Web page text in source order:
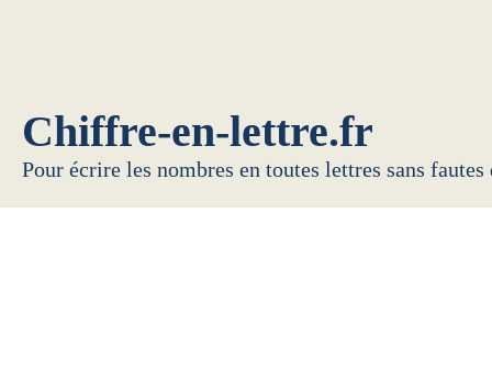
Chiffre-en-lettre.fr
Pour écrire les nombres en toutes lettres sans